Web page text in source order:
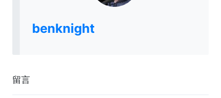
benknight
留言